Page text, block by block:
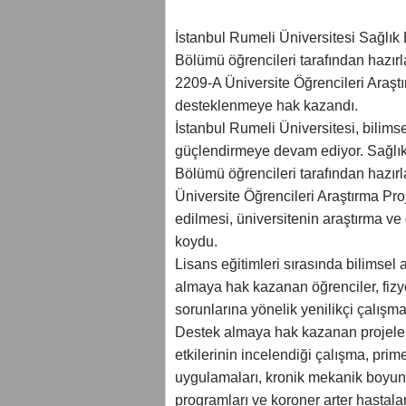
İstanbul Rumeli Üniversitesi
Bölümü öğrencileri tarafından
2209-A Üniversite Öğrencileri
desteklenmeye hak kazandı.
İstanbul Rumeli Üniversitesi,
güçlendirmeye devam ediyor.
Bölümü öğrencileri tarafından
Üniversite Öğrencileri Araştırma
edilmesi, üniversitenin araştırma ve
koydu.
Lisans eğitimleri sırasında
almaya hak kazanan öğrenciler,
sorunlarına yönelik yenilikçi
Destek almaya hak kazanan
etkilerinin incelendiği çalışma,
uygulamaları, kronik mekanik
programları ve koroner arter